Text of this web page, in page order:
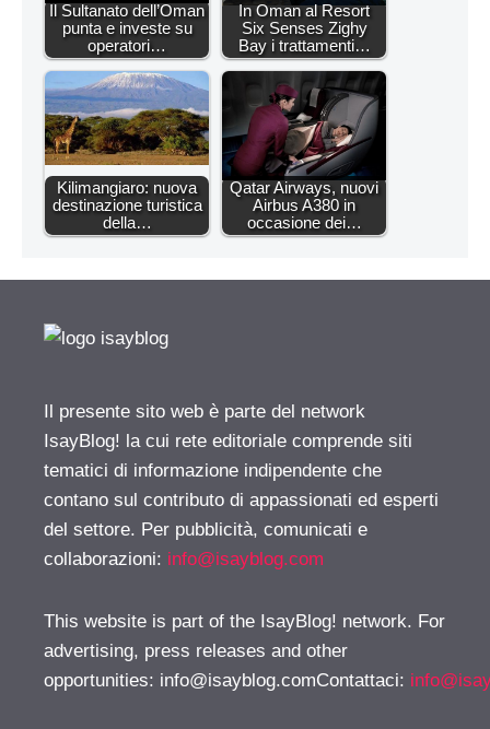
Il Sultanato dell’Oman
punta e investe su
operatori…
In Oman al Resort
Six Senses Zighy
Bay i trattamenti…
Kilimangiaro: nuova
destinazione turistica
della…
Qatar Airways, nuovi
Airbus A380 in
occasione dei…
Il presente sito web è parte del network
IsayBlog! la cui rete editoriale comprende siti
tematici di informazione indipendente che
contano sul contributo di appassionati ed esperti
del settore. Per pubblicità, comunicati e
collaborazioni: info@isayblog.com
This website is part of the IsayBlog! network. For
advertising, press releases and other
opportunities: info@isayblog.comContattaci: